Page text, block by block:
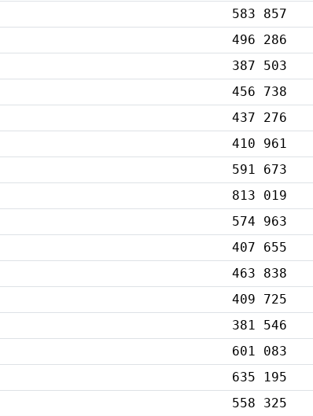
583 857
496 286
387 503
456 738
437 276
410 961
591 673
813 019
574 963
407 655
463 838
409 725
381 546
601 083
635 195
558 325